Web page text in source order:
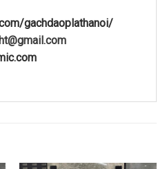
gachdaoplathanoi/